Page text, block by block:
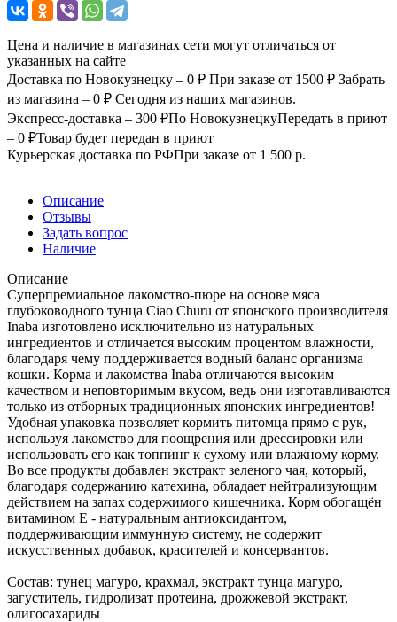
Цена и наличие в магазинах сети могут отличаться от
указанных на сайте
Доставка по Новокузнецку – 0 ₽ При заказе от 1500 ₽ Забрать
из магазина – 0 ₽ Сегодня из наших магазинов.
Экспресс-доставка – 300 ₽По НовокузнецкуПередать в приют
– 0 ₽Товар будет передан в приют
Курьерская доставка по РФПри заказе от 1 500 р.
Описание
Отзывы
Задать вопрос
Наличие
Описание
Суперпремиальное лакомство-пюре на основе мяса
глубоководного тунца Ciao Churu от японского производителя
Inaba изготовлено исключительно из натуральных
ингредиентов и отличается высоким процентом влажности,
благодаря чему поддерживается водный баланс организма
кошки. Корма и лакомства Inaba отличаются высоким
качеством и неповторимым вкусом, ведь они изготавливаются
только из отборных традиционных японских ингредиентов!
Удобная упаковка позволяет кормить питомца прямо с рук,
используя лакомство для поощрения или дрессировки или
использовать его как топпинг к сухому или влажному корму.
Во все продукты добавлен экстракт зеленого чая, который,
благодаря содержанию катехина, обладает нейтрализующим
действием на запах содержимого кишечника. Корм обогащён
витамином Е - натуральным антиоксидантом,
поддерживающим иммунную систему, не содержит
искусственных добавок, красителей и консервантов.
Состав: тунец магуро, крахмал, экстракт тунца магуро,
загуститель, гидролизат протеина, дрожжевой экстракт,
олигосахариды